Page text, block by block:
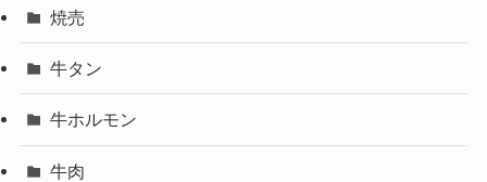
焼売
牛タン
牛ホルモン
牛肉